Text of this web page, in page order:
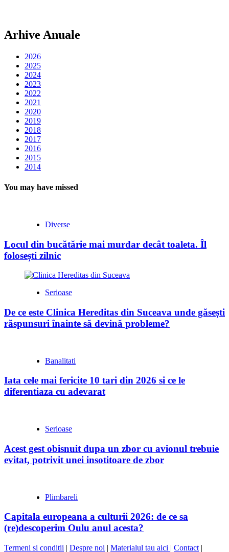
Arhive Anuale
2026
2025
2024
2023
2022
2021
2020
2019
2018
2017
2016
2015
2014
You may have missed
Diverse
Locul din bucătărie mai murdar decât toaleta. Îl
folosești zilnic
Serioase
De ce este Clinica Hereditas din Suceava unde găsești
răspunsuri înainte să devină probleme?
Banalitati
Iata cele mai fericite 10 tari din 2026 si ce le
diferentiaza cu adevarat
Serioase
Acest gest obisnuit dupa un zbor cu avionul trebuie
evitat, potrivit unei insotitoare de zbor
Plimbareli
Capitala europeana a culturii 2026: de ce sa
(re)descoperim Oulu anul acesta?
Termeni si conditii | Despre noi | Materialul tau aici | Contact |